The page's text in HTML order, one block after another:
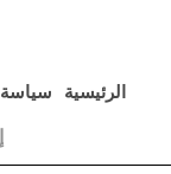
الرئيسية سياسة